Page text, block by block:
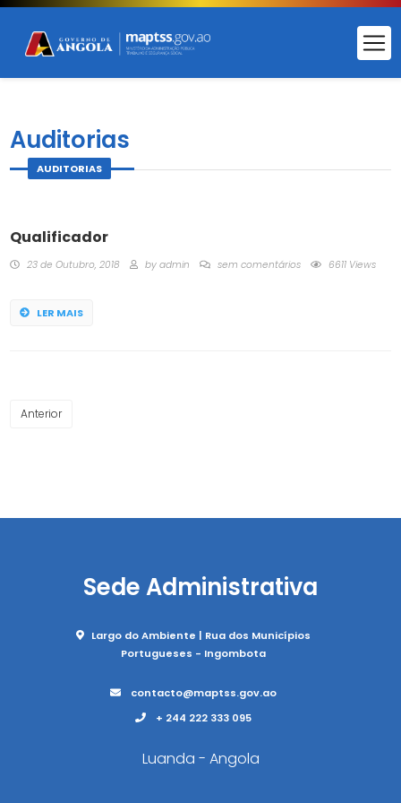
Auditorias
AUDITORIAS
Qualificador
23 de Outubro, 2018 by admin sem comentários 6611 Views
LER MAIS
Anterior
Sede Administrativa
Largo do Ambiente | Rua dos Municípios
Portugueses - Ingombota
contacto@maptss.gov.ao
+ 244 222 333 095
Luanda - Angola